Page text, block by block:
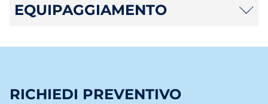
EQUIPAGGIAMENTO
RICHIEDI PREVENTIVO